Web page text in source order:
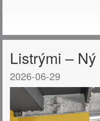
Listrými –
2026-06-29